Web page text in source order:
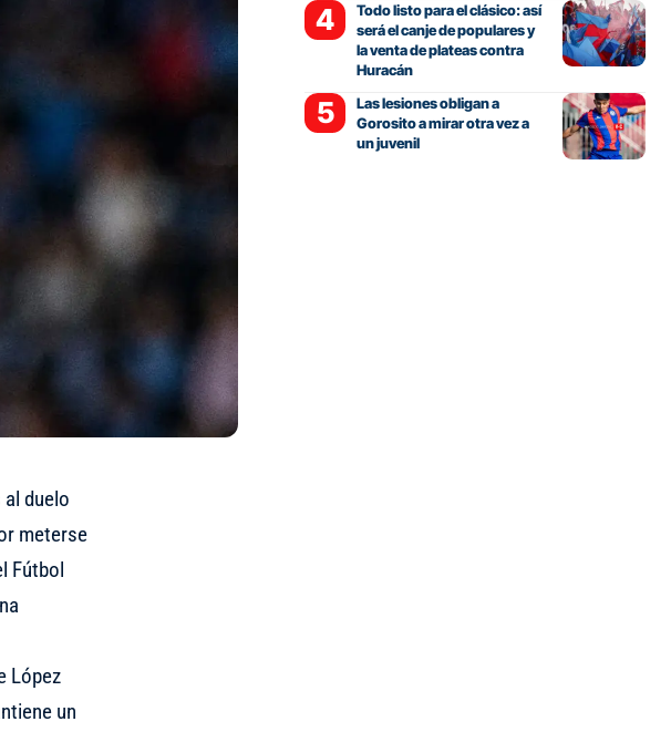
duelo
meterse
Fútbol
López
un
Todo listo para el clásico: así
será el canje de populares y
la venta de plateas contra
Huracán
Las lesiones obligan a
Gorosito a mirar otra vez a
un juvenil